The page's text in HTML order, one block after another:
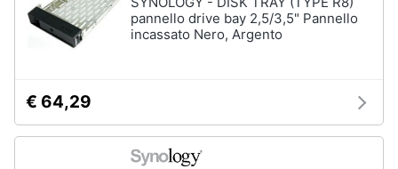
pannello drive bay 2,5/3,5" Pannello
incassato Nero, Argento
€ 64,29